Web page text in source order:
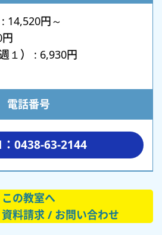
14,520円～
１） : 6,930円
電話番号
：0438-63-2144
この教室へ
料請求 / お問い合わせ